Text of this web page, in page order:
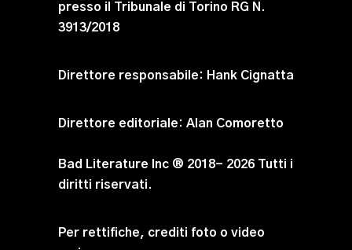
presso il Tribunale di Torino RG N.
3913/2018
Direttore responsabile: Hank Cignatta
Direttore editoriale: Alan Comoretto
Bad Literature Inc ® 2018- 2026 Tutti i
diritti riservati.
Per rettifiche, crediti foto o video